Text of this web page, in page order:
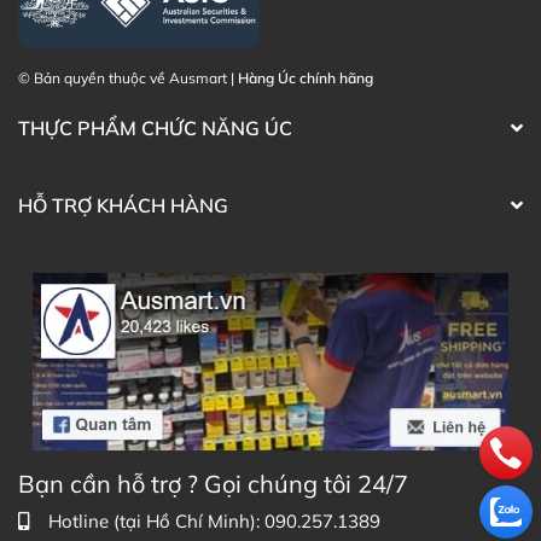
© Bản quyền thuộc về Ausmart | Hàng Úc chính hãng
THỰC PHẨM CHỨC NĂNG ÚC
HỖ TRỢ KHÁCH HÀNG
Bạn cần hỗ trợ ? Gọi chúng tôi 24/7
Hotline (tại Hồ Chí Minh): 090.257.1389